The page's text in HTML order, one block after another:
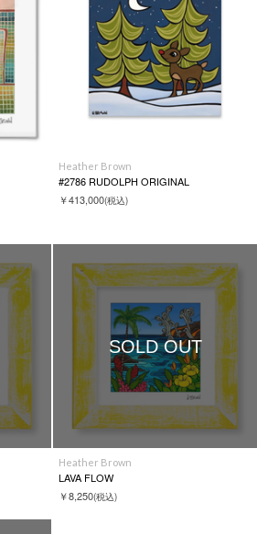
Heather Brown
#2786 RUDOLPH ORIGINAL
￥413,000(税込)
SOLD OUT
Heather Brown
LAVA FLOW
￥8,250(税込)